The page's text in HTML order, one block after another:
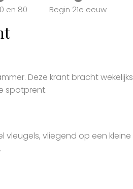
en 80 Begin 21e eeuw
Deze krant bracht wekelijks
spotprent.
vleugels, vliegend op een kleine